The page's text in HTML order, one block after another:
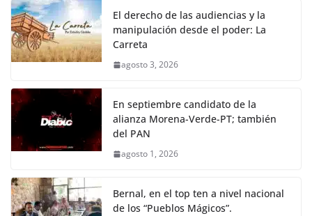
El derecho de las audiencias y la
manipulación desde el poder: La
Carreta
agosto 3, 2026
En septiembre candidato de la
alianza Morena-Verde-PT; también
del PAN
agosto 1, 2026
Bernal, en el top ten a nivel nacional
de los “Pueblos Mágicos”.